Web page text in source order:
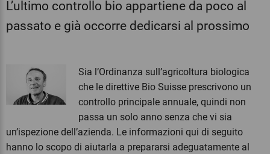
L’ultimo controllo bio appartiene da poco al
passato e già occorre dedicarsi al prossimo
Sia l’Ordinanza sull’agricoltura biologica
che le direttive Bio Suisse prescrivono un
controllo principale annuale, quindi non
passa un solo anno senza che vi sia
un’ispezione dell’azienda. Le informazioni qui di seguito
hanno lo scopo di aiutarla a prepararsi adeguatamente al